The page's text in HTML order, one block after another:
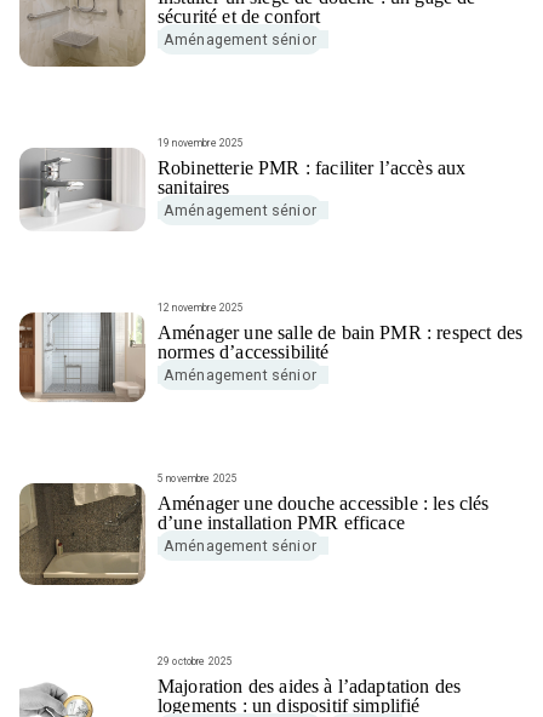
sécurité et de confort
Aménagement sénior
19 novembre 2025
Robinetterie PMR : faciliter l’accès aux
sanitaires
Aménagement sénior
12 novembre 2025
Aménager une salle de bain PMR : respect des
normes d’accessibilité
Aménagement sénior
5 novembre 2025
Aménager une douche accessible : les clés
d’une installation PMR efficace
Aménagement sénior
29 octobre 2025
Majoration des aides à l’adaptation des
logements : un dispositif simplifié